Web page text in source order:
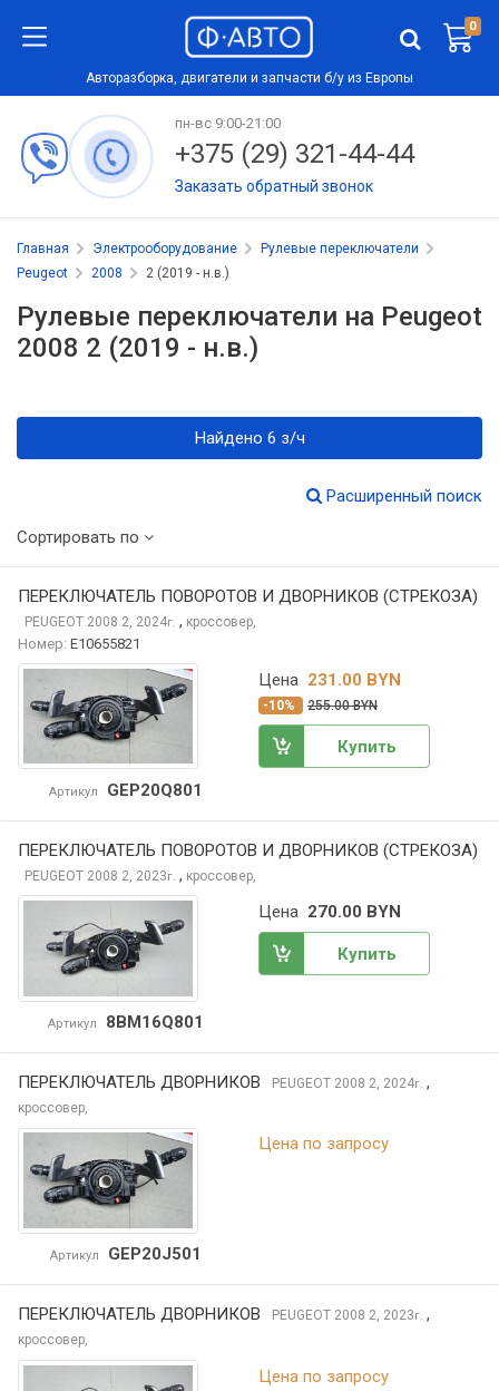
0
Авторазборка, двигатели и запчасти б/у из Европы
пн-вс 9:00-21:00
+375 (29) 321-44-44
Заказать обратный звонок
Главная Электрооборудование
Рулевые переключатели
Peugeot
2008 2 (2019 - н.в.)
Рулевые переключатели на Peugeot
2008 2 (2019 - н.в.)
Найдено 6 з/ч
Расширенный поиск
Сортировать по
ПЕРЕКЛЮЧАТЕЛЬ ПОВОРОТОВ И ДВОРНИКОВ (СТРЕКОЗА)
PEUGEOT 2008 2, 2024г. , кроссовер,
Номер: E10655821
Артикул GEP20Q801
Цена 231.00 BYN
-10% 255.00 BYN
Купить
ПЕРЕКЛЮЧАТЕЛЬ ПОВОРОТОВ И ДВОРНИКОВ (СТРЕКОЗА)
PEUGEOT 2008 2, 2023г. , кроссовер,
Артикул 8BM16Q801
Цена 270.00 BYN
Купить
ПЕРЕКЛЮЧАТЕЛЬ ДВОРНИКОВ PEUGEOT 2008 2, 2024г. ,
кроссовер,
Артикул GEP20J501
Цена по запросу
ПЕРЕКЛЮЧАТЕЛЬ ДВОРНИКОВ PEUGEOT 2008 2, 2023г. ,
кроссовер,
Цена по запросу